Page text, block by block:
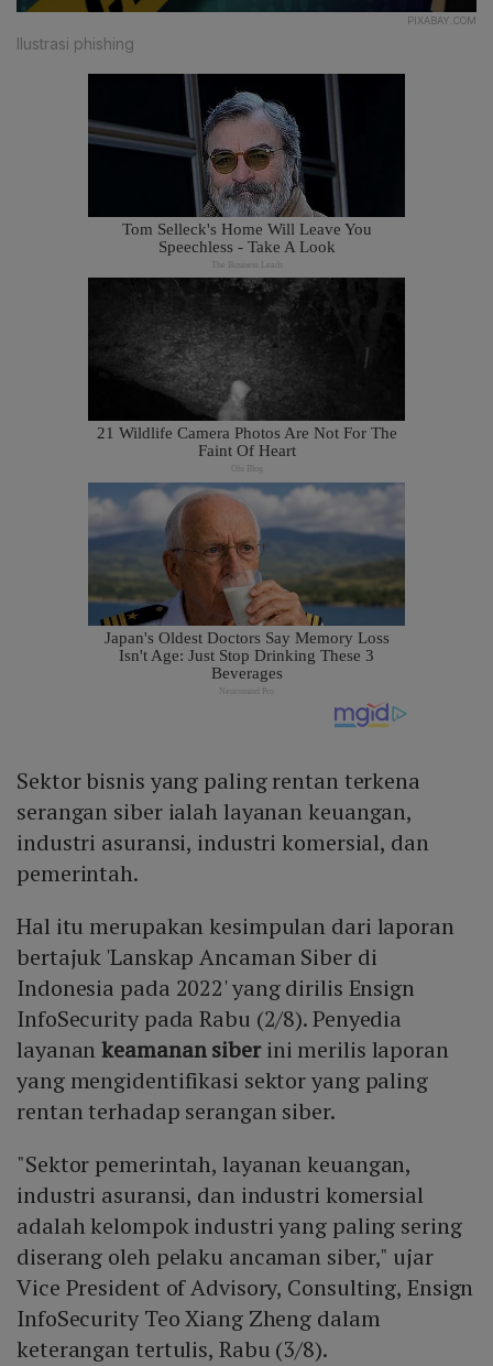
PIXABAY.COM
Ilustrasi phishing
Sektor bisnis yang paling rentan terkena
serangan siber ialah layanan keuangan,
industri asuransi, industri komersial, dan
pemerintah.
Hal itu merupakan kesimpulan dari laporan
bertajuk 'Lanskap Ancaman Siber di
Indonesia pada 2022' yang dirilis Ensign
InfoSecurity pada Rabu (2/8). Penyedia
layanankeamanan siberini merilis laporan
yang mengidentifikasi sektor yang paling
rentan terhadap serangan siber.
"Sektor pemerintah, layanan keuangan,
industri asuransi, dan industri komersial
adalah kelompok industri yang paling sering
diserang oleh pelaku ancaman siber," ujar
Vice President of Advisory, Consulting, Ensign
InfoSecurity Teo Xiang Zheng dalam
keterangan tertulis, Rabu (3/8).